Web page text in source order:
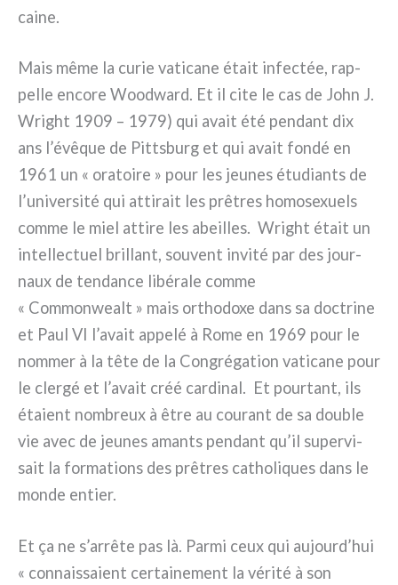
cai­ne.
Mais même la curie vati­ca­ne était infec­tée, rap­
pel­le enco­re Woodward. Et il cite le cas de John J.
Wright 1909 – 1979) qui avait été pen­dant dix
ans l’évêque de Pittsburg et qui avait fon­dé en
1961 un « ora­toi­re » pour les jeu­nes étu­dian­ts de
l’université qui atti­rait les prê­tres homo­se­xuels
com­me le miel atti­re les abeil­les. Wright était un
intel­lec­tuel bril­lant, sou­vent invi­té par des jour­
naux de ten­dan­ce libé­ra­le com­me
« Commonwealt » mais ortho­do­xe dans sa doc­tri­ne
et Paul VI l’avait appe­lé à Rome en 1969 pour le
nom­mer à la tête de la Congrégation vati­ca­ne pour
le cler­gé et l’avait créé car­di­nal. Et pour­tant, ils
éta­ient nom­breux à être au cou­rant de sa dou­ble
vie avec de jeu­nes aman­ts pen­dant qu’il super­vi­
sait la for­ma­tions des prê­tres catho­li­ques dans le
mon­de entier.
Et ça ne s’arrête pas là. Parmi ceux qui aujourd’hui
« con­nais­sa­ient cer­tai­ne­ment la véri­té à son